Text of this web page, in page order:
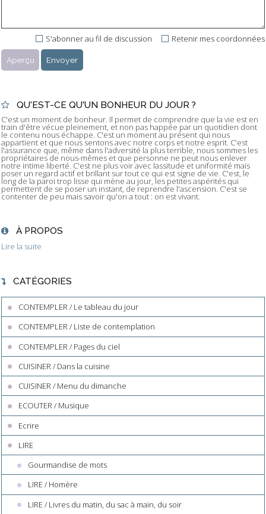
Retenir mes coordonnées
S'abonner au fil de discussion
QU'EST-CE QU'UN BONHEUR DU JOUR ?
C'est un moment de bonheur. Il permet de comprendre que la vie est en
train d'être vécue pleinement, et non pas happée par un quotidien dont
le contenu nous échappe. C'est un moment au présent qui nous
appartient et que nous sentons avec notre corps et notre esprit. C'est
l'assurance que, même dans l'adversité la plus terrible, nous sommes les
propriétaires de nous-mêmes et que personne ne peut nous enlever
notre intime liberté. C'est ne plus voir avec lassitude et uniformité mais
poser un regard actif et brillant sur tout ce qui est signe de vie. C'est, le
long de la paroi trop lisse qui mène au jour, les petites aspérités qui
permettent de se poser un instant, de reprendre l'ascension. C'est se
contenter de peu mais savoir qu'on a tout : on est vivant.
À PROPOS
Lire la suite
CATÉGORIES
CONTEMPLER / Le tableau du jour
CONTEMPLER / Liste de contemplation
CONTEMPLER / Pages du ciel
CUISINER / Dans la cuisine
CUISINER / Menu du dimanche
ECOUTER / Musique
Ecrire
LIRE
Gourmandise de mots
LIRE / Homère
LIRE / Livres du matin, du sac à main, du soir